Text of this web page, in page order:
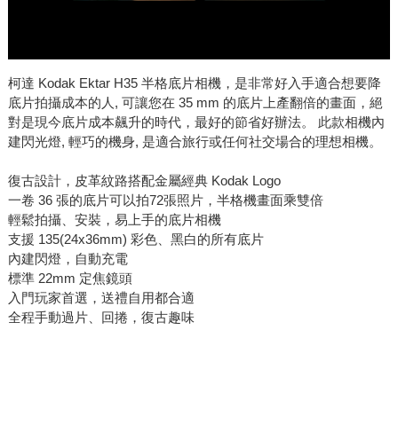
柯達 Kodak Ektar H35 半格底片相機，是非常好入手適合想要降
底片拍攝成本的人, 可讓您在 35 mm 的底片上產翻倍的畫面，絕
對是現今底片成本飆升的時代，最好的節省好辦法。 此款相機內
建閃光燈, 輕巧的機身, 是適合旅行或任何社交場合的理想相機。
復古設計，皮革紋路搭配金屬經典 Kodak Logo
一卷 36 張的底片可以拍72張照片，半格機畫面乘雙倍
輕鬆拍攝、安裝，易上手的底片相機
支援 135(24x36mm) 彩色、黑白的所有底片
內建閃燈，自動充電
標準 22mm 定焦鏡頭
入門玩家首選，送禮自用都合適
全程手動過片、回捲，復古趣味